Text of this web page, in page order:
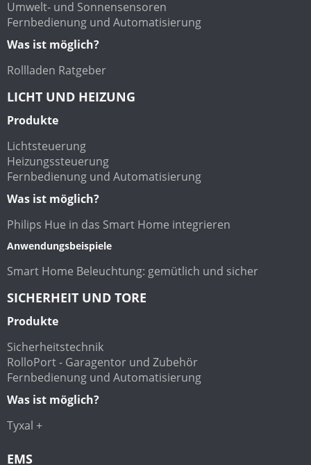
Umwelt- und Sonnensensoren
Fernbedienung und Automatisierung
Was ist möglich?
Rollladen Ratgeber
LICHT UND HEIZUNG
Produkte
Lichtsteuerung
Heizungssteuerung
Fernbedienung und Automatisierung
Was ist möglich?
Philips Hue in das Smart Home integrieren
Anwendungsbeispiele
Smart Home Beleuchtung: gemütlich und sicher
SICHERHEIT UND TORE
Produkte
Sicherheitstechnik
RolloPort - Garagentor und Zubehör
Fernbedienung und Automatisierung
Was ist möglich?
Tyxal +
EMS